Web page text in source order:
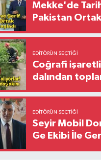
Mekke'de
Pakistan Ortak
EDITÖRÜN SEÇTIĞI
Coğrafi
dalından
EDITÖRÜN SEÇTIĞI
Seyir Mobil
Ge Ekibi İle